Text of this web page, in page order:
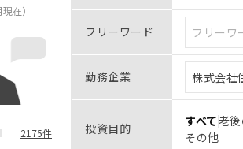
在）
2175件
フリーワード
勤務企業
投資目的 すべて老
その他